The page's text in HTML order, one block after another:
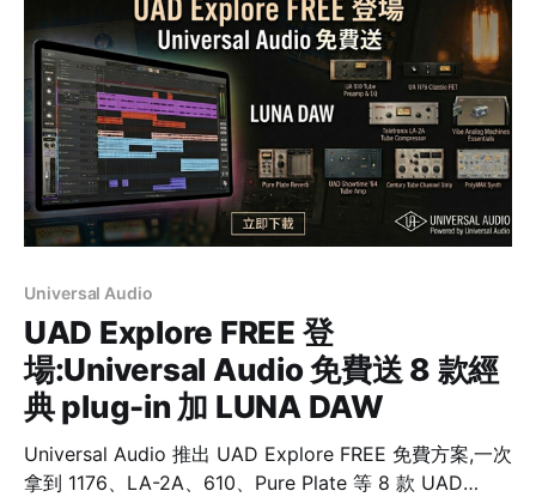
了半天不知道要選哪版」的訊息，點開對話紀錄幾乎都長
一樣：對方試過 Steinberg 官方試用版、覺得功能強大，
結果查價時看到 Pro、Artist、Elements 三個版本價差一
倍以上，
Universal Audio
UAD Explore FREE 登
場:Universal Audio 免費送 8 款經
典 plug-in 加 LUNA DAW
Universal Audio 推出 UAD Explore FREE 免費方案,一次
拿到 1176、LA-2A、610、Pure Plate 等 8 款 UAD